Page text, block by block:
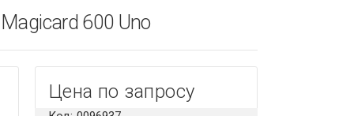
600 Uno
Цена по запросу